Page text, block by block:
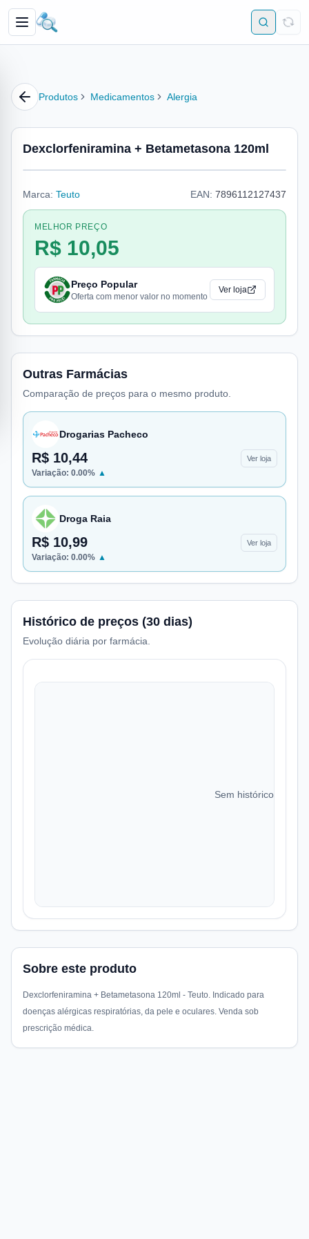
Produtos Medicamentos Alergia
Dexclorfeniramina + Betametasona 120ml
Marca: Teuto EAN: 7896112127437
MELHOR PREÇO
R$ 10,05
Preço Popular
Oferta com menor valor no momento
Ver loja
Outras Farmácias
Comparação de preços para o mesmo produto.
Drogarias Pacheco
R$ 10,44 Ver loja
Variação: 0.00% ▲
Droga Raia
R$ 10,99 Ver loja
Variação: 0.00% ▲
Histórico de preços (30 dias)
Evolução diária por farmácia.
Sem histórico de
Sobre este produto
Dexclorfeniramina + Betametasona 120ml - Teuto. Indicado para
doenças alérgicas respiratórias, da pele e oculares. Venda sob
prescrição médica.